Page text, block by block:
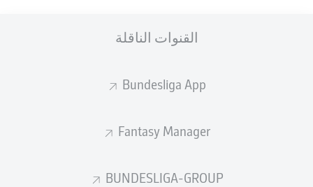
القنوات الناقلة
Bundesliga App
Fantasy Manager
BUNDESLIGA-GROUP